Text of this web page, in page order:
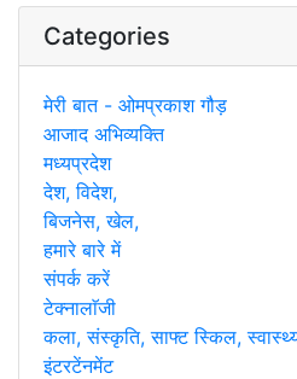
Categories
मेरी बात - ओमप्रकाश गौड़
आजाद अभिव्यक्ति
मध्यप्रदेश
देश, विदेश,
बिजनेस, खेल,
हमारे बारे में
संपर्क करें
टेक्नालाॅजी
कला, संस्कृति, साफ्ट स्किल,
इंटरटेंनमेंट